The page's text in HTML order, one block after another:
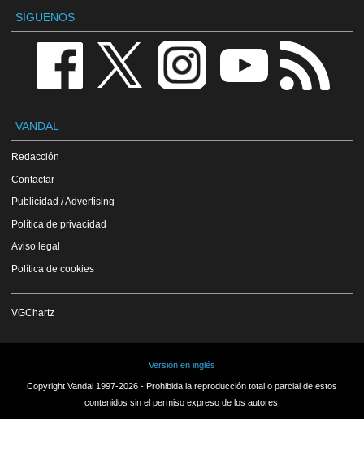
SÍGUENOS
VANDAL
Redacción
Contactar
Publicidad / Advertising
Política de privacidad
Aviso legal
Política de cookies
VGChartz
Versión en inglés
Copyright Vandal 1997-2026 - Prohibida la reproducción total o parcial de estos
contenidos sin el permiso expreso de los autores.